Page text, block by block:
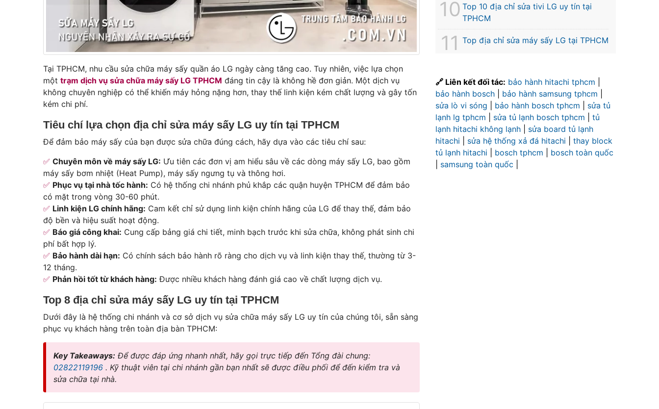
Tại TPHCM, nhu cầu sửa chữa máy sấy quần áo LG ngày càng tăng cao. Tuy nhiên, việc lựa chọn
một trạm dịch vụ sửa chữa máy sấy LG TPHCM đáng tin cậy là không hề đơn giản. Một dịch vụ
không chuyên nghiệp có thể khiến máy hỏng nặng hơn, thay thế linh kiện kém chất lượng và gây tốn
kém chi phí.
Tiêu chí lựa chọn địa chỉ sửa máy sấy LG uy tín tại TPHCM
Để đảm bảo máy sấy của bạn được sửa chữa đúng cách, hãy dựa vào các tiêu chí sau:
Chuyên môn về máy sấy LG: Ưu tiên các đơn vị am hiểu sâu về các dòng máy sấy LG, bao gồm
máy sấy bơm nhiệt (Heat Pump), máy sấy ngưng tụ và thông hơi.
Phục vụ tại nhà tốc hành: Có hệ thống chi nhánh phủ khắp các quận huyện TPHCM để đảm bảo
có mặt trong vòng 30-60 phút.
Linh kiện LG chính hãng: Cam kết chỉ sử dụng linh kiện chính hãng của LG để thay thế, đảm bảo
độ bền và hiệu suất hoạt động.
Báo giá công khai: Cung cấp bảng giá chi tiết, minh bạch trước khi sửa chữa, không phát sinh chi
phí bất hợp lý.
Bảo hành dài hạn: Có chính sách bảo hành rõ ràng cho dịch vụ và linh kiện thay thế, thường từ 3-
12 tháng.
Phản hồi tốt từ khách hàng: Được nhiều khách hàng đánh giá cao về chất lượng dịch vụ.
Top 8 địa chỉ sửa máy sấy LG uy tín tại TPHCM
Dưới đây là hệ thống chi nhánh và cơ sở dịch vụ sửa chữa máy sấy LG uy tín của chúng tôi, sẵn sàng
phục vụ khách hàng trên toàn địa bàn TPHCM:
Key Takeaways: Để được đáp ứng nhanh nhất, hãy gọi trực tiếp đến Tổng đài chung:
02822119196 . Kỹ thuật viên tại chi nhánh gần bạn nhất sẽ được điều phối để đến kiểm tra và
sửa chữa tại nhà.
Top 10 địa chỉ sửa tivi LG uy tín tại
TPHCM
Top địa chỉ sửa máy sấy LG tại TPHCM
🔗 Liên kết đối tác: bảo hành hitachi tphcm
bảo hành bosch
bảo hành samsung tphcm
sửa lò vi sóng
bảo hành bosch tphcm
sửa tủ
lạnh lg tphcm
sửa tủ lạnh bosch tphcm
tủ
lạnh hitachi không lạnh
sửa board tủ lạnh
hitachi
sửa hệ thống xả đá hitachi
thay block
tủ lạnh hitachi
bosch tphcm
bosch toàn quốc
samsung toàn quốc